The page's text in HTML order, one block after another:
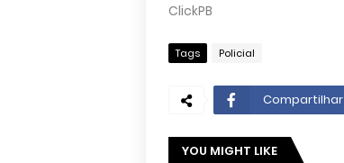
ClickPB
Tags Policial
Compartilhar
YOU MIGHT LIKE